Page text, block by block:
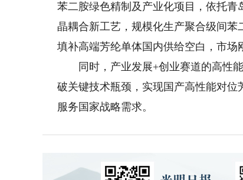
苯二胺绿色精制及产业化项目，依托
晶耦合新工艺，规模化生产聚合级间
填补高端芳纶单体国内供给空白，市场
同时，产业发展+创业赛道的高性能
破关键技术瓶颈，实现国产高性能对位
服务国家战略需求。